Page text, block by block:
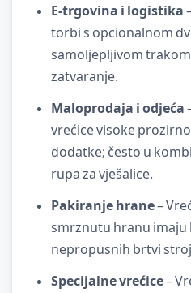
E-trgovina i logistika
torbi s opcionalnom
samoljepljivom
zatvaranje.
Maloprodaja i odjeća
vrećice visoke
dodatke; često u
rupa za vješalice.
Pakiranje hrane–
smrznutu hranu
nepropusnih brtvi
Specijalne vrećice–